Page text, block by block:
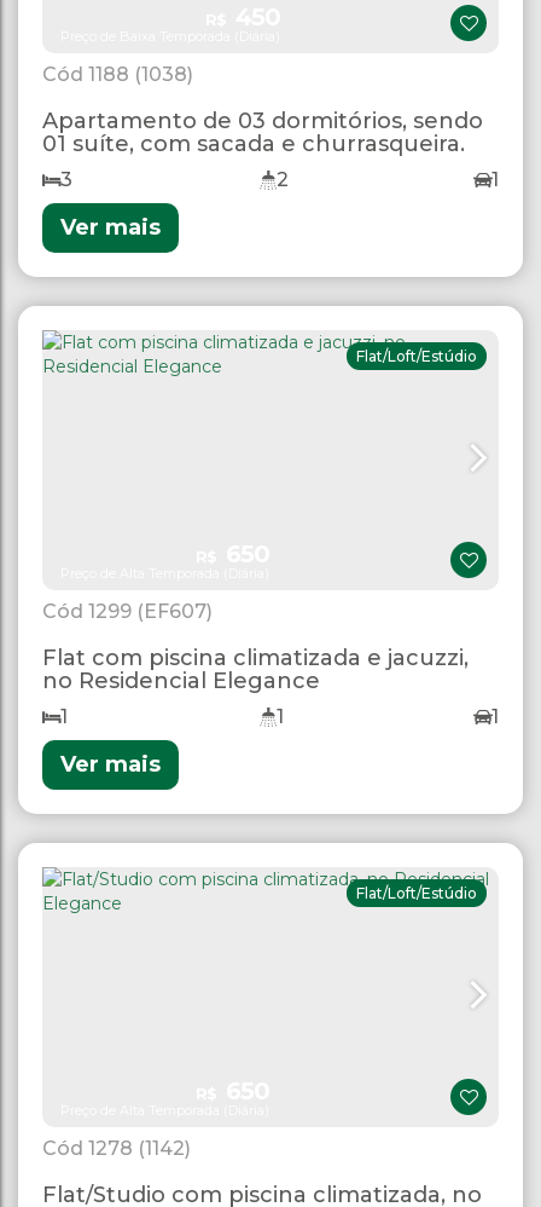
1188 (1038)
Apartamento de 03 dormitórios, sendo
01 suíte, com sacada e churrasqueira.
3 2 1
Ver mais
1299 (EF607)
Flat/Loft/Estúdio
Flat com piscina climatizada e jacuzzi,
no Residencial Elegance
1 1 1
Ver mais
1278 (1142)
Flat/Loft/Estúdio
Flat/Studio com piscina climatizada, no